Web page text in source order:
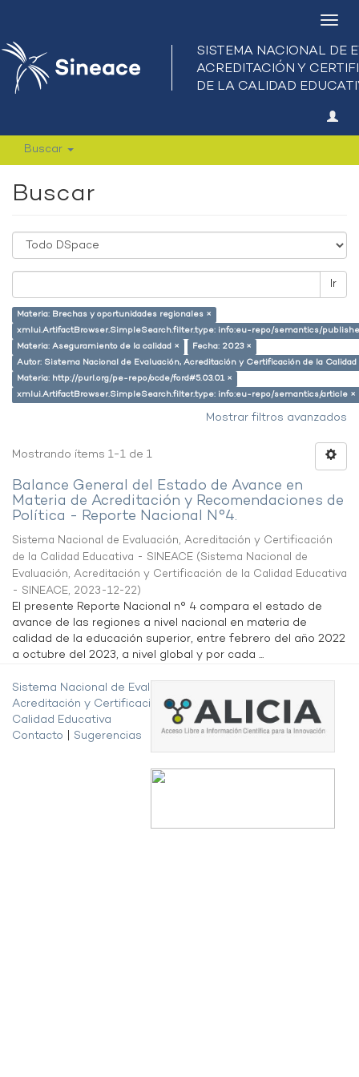
Buscar
Buscar
Ir
Materia: Brechas y oportunidades regionales ×
xmlui.ArtifactBrowser.SimpleSearch.filter.type: info:eu-repo/semantics/
Materia: Aseguramiento de la calidad ×
Fecha: 2023 ×
Autor: Sistema Nacional de Evaluación, Acreditación y Certificación de la
Materia: http://purl.org/pe-repo/ocde/ford#5.03.01 ×
xmlui.ArtifactBrowser.SimpleSearch.filter.type: info:eu-repo/semantics/article ×
Mostrar filtros avanzados
Mostrando ítems 1-1 de 1
Balance General del Estado de Avance en
Materia de Acreditación y Recomendaciones de
Política - Reporte Nacional N°4.
Sistema Nacional de Evaluación, Acreditación y Certificación
de la Calidad Educativa - SINEACE (Sistema Nacional de
Evaluación, Acreditación y Certificación de la Calidad Educativa
- SINEACE, 2023-12-22)
El presente Reporte Nacional n° 4 compara el estado de
avance de las regiones a nivel nacional en materia de
calidad de la educación superior, entre febrero del año 2022
a octubre del 2023, a nivel global y por cada ...
Sistema Nacional de Evaluación,
Acreditación y Certificación de la
Calidad Educativa
Contacto
Sugerencias